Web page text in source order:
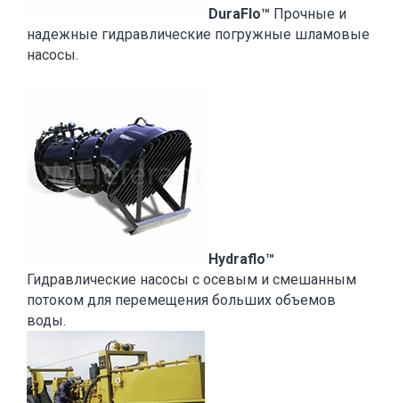
DuraFlo™ Прочные и
надежные гидравлические погружные шламовые
насосы.
Hydraflo™
Гидравлические насосы с осевым и смешанным
потоком для перемещения больших объемов
воды.